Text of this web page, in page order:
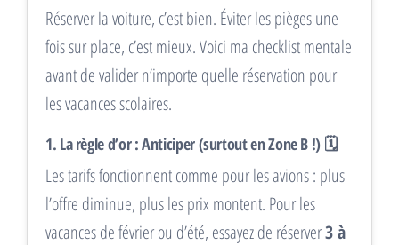
Réserver la voiture, c’est bien. Éviter les pièges une
fois sur place, c’est mieux. Voici ma checklist mentale
avant de valider n’importe quelle réservation pour
les vacances scolaires.
1. La règle d’or : Anticiper (surtout en Zone B !) 🗓️
Les tarifs fonctionnent comme pour les avions : plus
l’offre diminue, plus les prix montent. Pour les
vacances de février ou d’été, essayez de réserver3 à